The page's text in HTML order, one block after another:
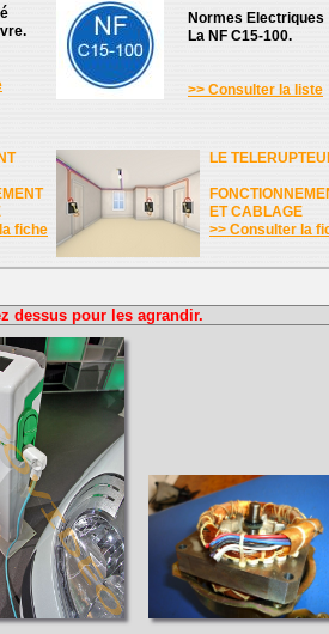
Normes Electriques
La NF C15-100.
>> Consulter la liste
fiche
LE
ET CABLAGE
>> Consulter la
dessus pour les agrandir.